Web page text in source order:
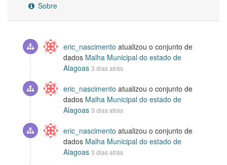
Sobre
eric_nascimento atualizou o conjunto de
dados Malha Municipal do estado de
Alagoas 3 dias atrás
eric_nascimento atualizou o conjunto de
dados Malha Municipal do estado de
Alagoas 3 dias atrás
eric_nascimento atualizou o conjunto de
dados Malha Municipal do estado de
Alagoas 3 dias atrás